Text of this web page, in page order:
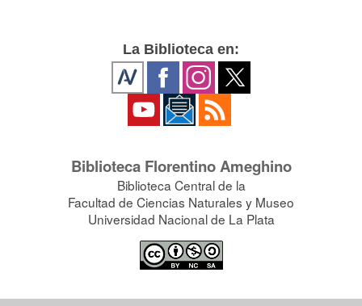
La Biblioteca en:
Biblioteca Florentino Ameghino
Biblioteca Central de la
Facultad de Ciencias Naturales y Museo
Universidad Nacional de La Plata